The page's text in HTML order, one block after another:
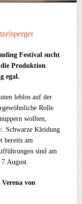
Festival sucht
Produktion
egal.
leblos auf der
Rolle
wollten,
. Schwarze Kleidung
bereits am
sind am
von